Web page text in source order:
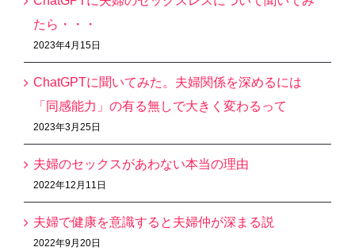
たら・・・
2023年4月15日
ChatGPTに聞いてみた。夫婦関係を深めるには
「同感能力」の有る無しで大きく変わるって
2023年3月25日
夫婦のセックスがあわない本当の理由
2022年12月11日
夫婦で健康を意識すると夫婦仲が深まる説
2022年9月20日